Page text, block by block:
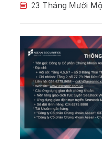
23 Tháng Mười